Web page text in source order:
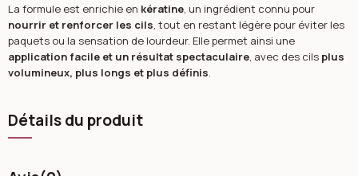
La formule est enrichie en kératine, un ingrédient connu pour
nourrir et renforcer les cils, tout en restant légère pour éviter les
paquets ou la sensation de lourdeur. Elle permet ainsi une
application facile et un résultat spectaculaire, avec des cils plus
volumineux, plus longs et plus définis.
Détails du produit